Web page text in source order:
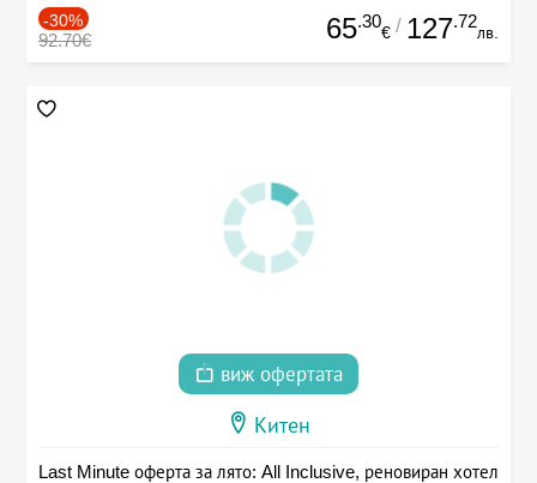
-30%
92.70€ 65.30
€ / 127.72
лв.
виж офертата
Китен
Last Minute оферта за лято: All Inclusive, реновиран хотел